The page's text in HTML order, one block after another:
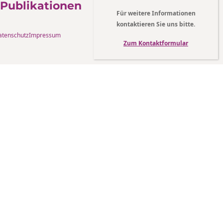
Publikationen
Impressum
Für weitere Informationen
kontaktieren Sie uns bitte.
Zum Kontaktformular